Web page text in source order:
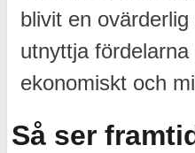
blivit en
utnyttja
ekonomiskt och
Så ser